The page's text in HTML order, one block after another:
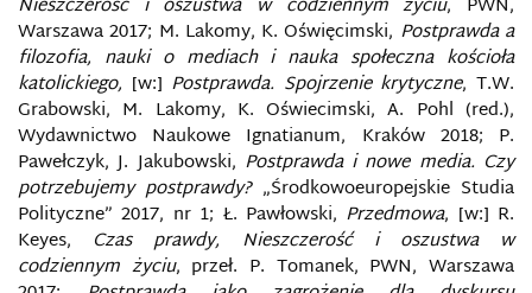
Nieszczerość i oszustwa w codziennym życiu, PWN,
Warszawa 2017; M. Lakomy, K. Oświęcimski, Postprawda a
filozofia, nauki o mediach i nauka społeczna kościoła
katolickiego, [w:] Postprawda. Spojrzenie krytyczne, T.W.
Grabowski, M. Lakomy, K. Oświecimski, A. Pohl (red.),
Wydawnictwo Naukowe Ignatianum, Kraków 2018; P.
Pawełczyk, J. Jakubowski, Postprawda i nowe media. Czy
potrzebujemy postprawdy? „Środkowoeuropejskie Studia
Polityczne” 2017, nr 1; Ł. Pawłowski, Przedmowa, [w:] R.
Keyes, Czas prawdy, Nieszczerość i oszustwa w
codziennym życiu, przeł. P. Tomanek, PWN, Warszawa
OPÓŹNIENIE INFORMACYJNE
ORGANY WŁAŚCIWE DO SPRAW
CYBERBEZPIECZEŃSTWA
PATOGENY INFORMACYJNE
PEDAGOGIZACJA MEDIALNA RODZINY W
SPOŁECZEŃSTWIE INFORMACYJNYM